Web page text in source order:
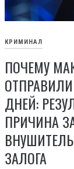
КРИМИНАЛ
ПОЧЕМУ
ДНЕЙ:
ПРИЧИНА
ЗАЛОГА